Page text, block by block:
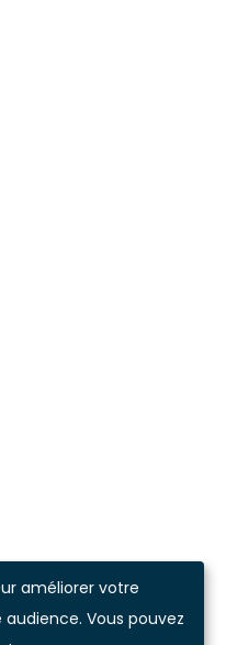
améliorer votre
Vous pouvez